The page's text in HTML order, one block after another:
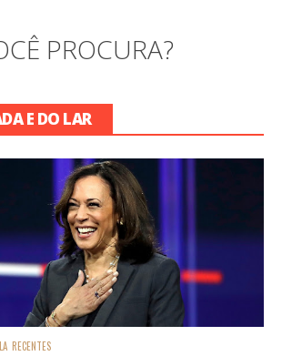
PROCURA?
E DO LAR
RECENTES